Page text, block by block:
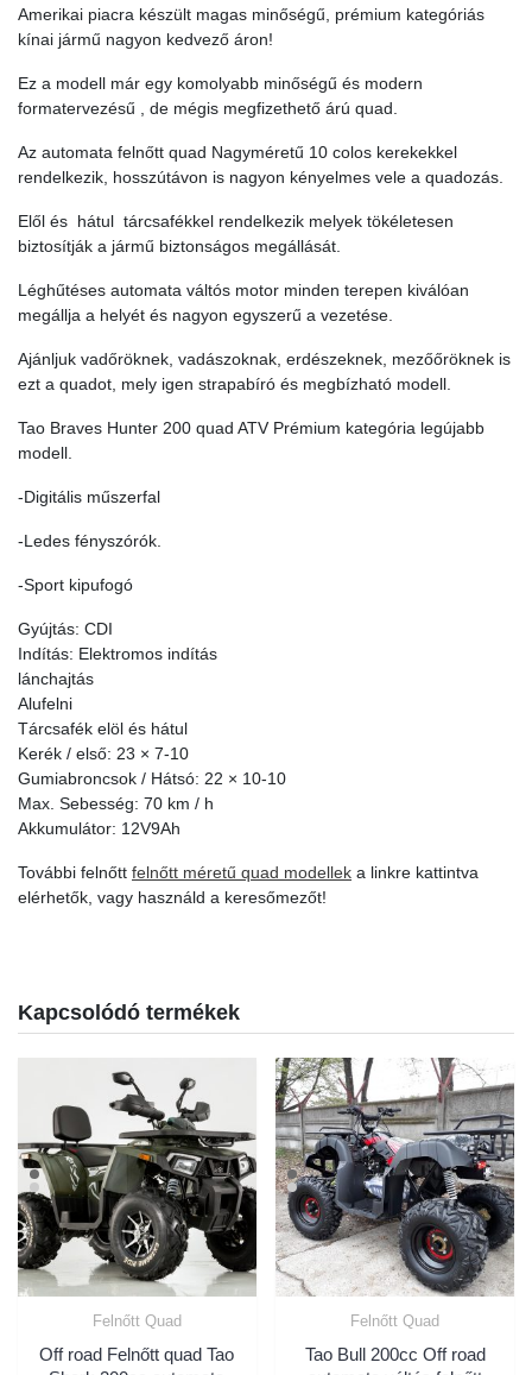
Amerikai piacra készült magas minőségű, prémium kategóriás
kínai jármű nagyon kedvező áron!
Ez a modell már egy komolyabb minőségű és modern
formatervezésű , de mégis megfizethető árú quad.
Az automata felnőtt quad Nagyméretű 10 colos kerekekkel
rendelkezik, hosszútávon is nagyon kényelmes vele a quadozás.
Elől és hátul tárcsafékkel rendelkezik melyek tökéletesen
biztosítják a jármű biztonságos megállását.
Léghűtéses automata váltós motor minden terepen kiválóan
megállja a helyét és nagyon egyszerű a vezetése.
Ajánljuk vadőröknek, vadászoknak, erdészeknek, mezőőröknek is
ezt a quadot, mely igen strapabíró és megbízható modell.
Tao Braves Hunter 200 quad ATV Prémium kategória legújabb
modell.
-Digitális műszerfal
-Ledes fényszórók.
-Sport kipufogó
Gyújtás: CDI
Indítás: Elektromos indítás
lánchajtás
Alufelni
Tárcsafék elöl és hátul
Kerék / első: 23 × 7-10
Gumiabroncsok / Hátsó: 22 × 10-10
Max. Sebesség: 70 km / h
Akkumulátor: 12V9Ah
További felnőtt felnőtt méretű quad modellek a linkre kattintva
elérhetők, vagy használd a keresőmezőt!
Kapcsolódó termékek
Felnőtt Quad
Off road Felnőtt quad Tao
Felnőtt Quad
Tao Bull 200cc Off road